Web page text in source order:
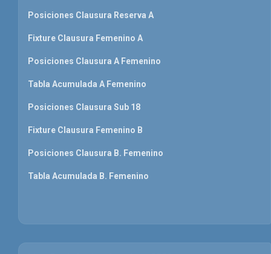
Posiciones Clausura Reserva A
Fixture Clausura Femenino A
Posiciones Clausura A Femenino
Tabla Acumulada A Femenino
Posiciones Clausura Sub 18
Fixture Clausura Femenino B
Posiciones Clausura B. Femenino
Tabla Acumulada B. Femenino